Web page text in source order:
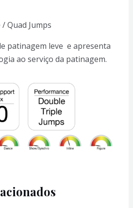
Quad Jumps
patinagem leve e apresenta
ao serviço da patinagem.